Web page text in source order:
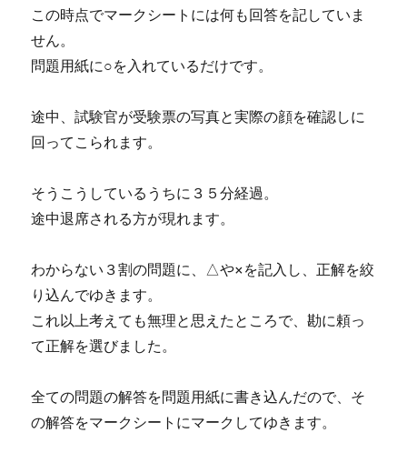
この時点でマークシートには何も回答を記していま
せん。
問題用紙に○を入れているだけです。
途中、試験官が受験票の写真と実際の顔を確認しに
回ってこられます。
そうこうしているうちに３５分経過。
途中退席される方が現れます。
わからない３割の問題に、△や×を記入し、正解を絞
り込んでゆきます。
これ以上考えても無理と思えたところで、勘に頼っ
て正解を選びました。
全ての問題の解答を問題用紙に書き込んだので、そ
の解答をマークシートにマークしてゆきます。